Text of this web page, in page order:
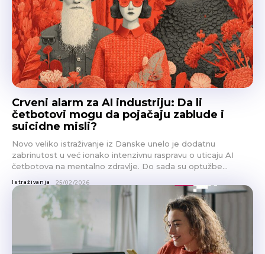
Crveni alarm za AI industriju: Da li
četbotovi mogu da pojačaju zablude i
suicidne misli?
Novo veliko istraživanje iz Danske unelo je dodatnu
zabrinutost u već ionako intenzivnu raspravu o uticaju AI
četbotova na mentalno zdravlje. Do sada su optužbe...
Istraživanja 25/02/2026